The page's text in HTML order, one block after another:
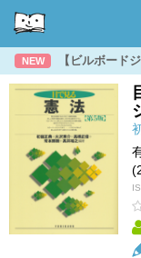
NEW 【ビルボード